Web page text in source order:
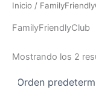
Inicio /
FamilyFriendlyClub
Mostrando los 2